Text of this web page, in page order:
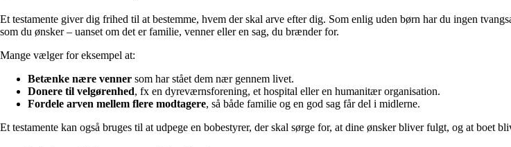
Et testamente giver dig frihed til at bestemme, hvem der skal arve efter dig. Som enlig uden børn har du ingen
som du ønsker – uanset om det er familie, venner eller en sag, du brænder for.
Mange vælger for eksempel at:
Betænke nære venner som har stået dem nær gennem livet.
Donere til velgørenhed, fx en dyreværnsforening, et hospital eller en humanitær organisation.
Fordele arven mellem flere modtagere, så både familie og en god sag får del i midlerne.
Et testamente kan også bruges til at udpege en bobestyrer, der skal sørge for, at dine ønsker bliver fulgt, og at boet